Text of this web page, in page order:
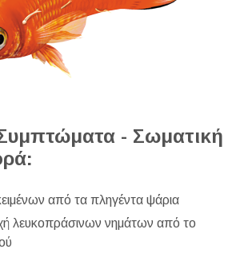
- Σωματική
από τα πληγέντα ψάρια
λευκοπράσινων νημάτων από το